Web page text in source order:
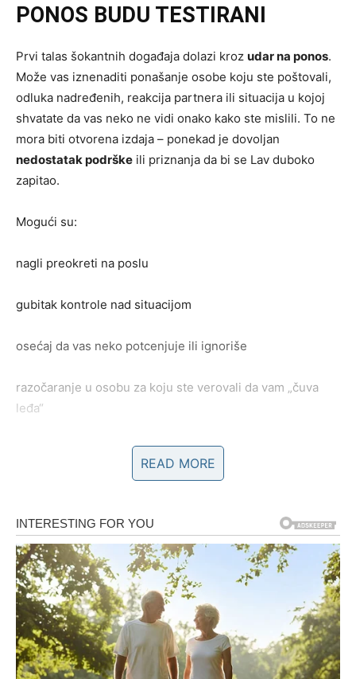
PONOS BUDU TESTIRANI
Prvi talas šokantnih događaja dolazi kroz udar na ponos.
Može vas iznenaditi ponašanje osobe koju ste poštovali,
odluka nadređenih, reakcija partnera ili situacija u kojoj
shvatate da vas neko ne vidi onako kako ste mislili. To ne
mora biti otvorena izdaja – ponekad je dovoljan
nedostatak podrške ili priznanja da bi se Lav duboko
zapitao.
Mogući su:
nagli preokreti na poslu
gubitak kontrole nad situacijom
osećaj da vas neko potcenjuje ili ignoriše
razočaranje u osobu za koju ste verovali da vam „čuva
leđa“
U prvom trenutku može se javiti bes, povlačenje ili
potreba da pokažete snagu, ali upravo tu sudbina traži
Poruka sudbine:Nisi slab ako ne reaguješ – jak si ako
biraš kako reaguješ.
POSAO I STATUS – RADIKALNA
PROMENA ULOGE
Na poslovnom planu Lavovi ulaze u periodpreispitivanja
READ MORE